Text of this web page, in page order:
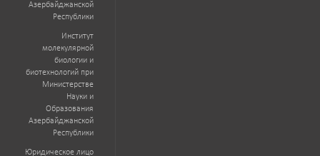
Азербайджанской
Республики
Институт
молекулярной
биологии и
биотехнологий при
Министерстве
Науки и
Образования
Азербайджанской
Республики
Юридическое лицо